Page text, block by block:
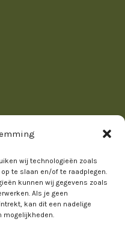
wij technologieën zoals
te slaan en/of te raadplegen.
kunnen wij gegevens zoals
Als je geen
kan dit een nadelige
mogelijkheden.